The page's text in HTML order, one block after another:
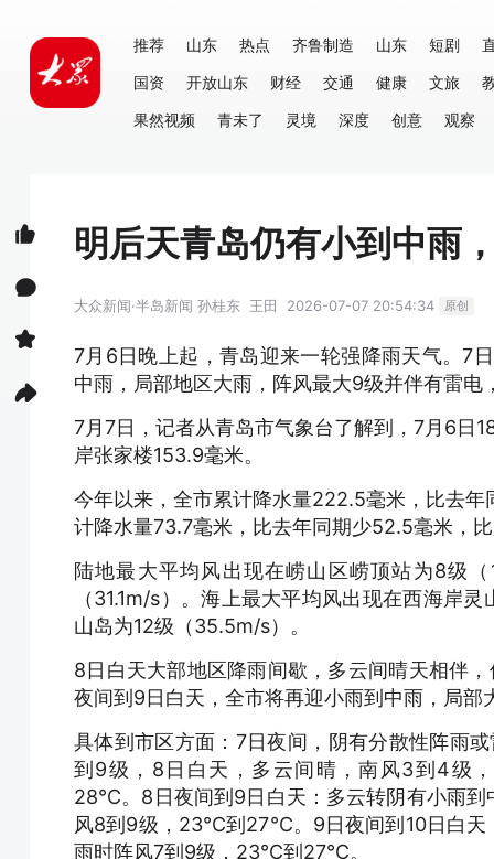
推荐 山东 热点 齐鲁制造 山东 短剧
国资
开放山东 财经 交通 健康 文旅
果然视频
青未了 灵境 深度 创意 观察
明后天青岛仍有小到中雨
大众新闻·半岛新闻 孙桂东 王田 2026-07-07 20:54:34 原创
7月6日晚上起，青岛迎来一轮强降雨天气。7
中雨，局部地区大雨，阵风最大9级并伴有雷电
7月7日，记者从青岛市气象台了解到，7月6日
岸张家楼153.9毫米。
今年以来，全市累计降水量222.5毫米，比去年
计降水量73.7毫米，比去年同期少52.5毫米，
陆地最大平均风出现在崂山区崂顶站为8级
（31.1m/s）。海上最大平均风出现在西海岸
山岛为12级（35.5m/s）。
8日白天大部地区降雨间歇，多云间晴天相伴
夜间到9日白天，全市将再迎小雨到中雨，局
具体到市区方面：7日夜间，阴有分散性阵雨
到9级，8日白天，多云间晴，南风3到4级
28℃。8日夜间到9日白天：多云转阴有小雨到
风8到9级，23℃到27℃。9日夜间到10日白天
雨时阵风7到9级，23℃到27℃。